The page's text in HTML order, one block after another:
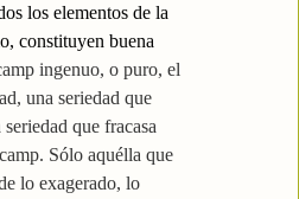
los elementos de la
constituyen buena
ingenuo, o puro, el
una seriedad que
que fracasa
Sólo aquélla que
lo exagerado, lo